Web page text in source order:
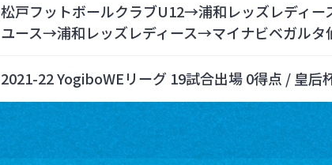
松戸フットボールクラブU12→浦和レッズレディ
ユース→浦和レッズレディース→マイナビベガルタ
2021-22 YogiboWEリーグ 19試合出場 0得点 / 皇后